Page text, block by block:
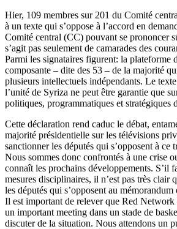
Hier, 109 membres sur 201 du Comité
à un texte qui s’oppose à l’accord en
Comité central (CC) pouvant se prononcer
s’agit pas seulement de camarades des
Parmi les signataires figurent: la plateforme
composante – dite des 53 – de la majorité
plusieurs intellectuels indépendants. Le
l’unité de Syriza ne peut être garantie que
politiques, programmatiques et stratégiques
Cette déclaration rend caduc le débat,
majorité présidentielle sur les télévisions
sanctionner les députés qui s’opposent à ce
Nous sommes donc confrontés à une crise
connaît les prochains développements. S’il
mesures disciplinaires, il n’est pas très clair
les députés qui s’opposent au
Il est important de relever que Red
un important meeting dans un stade de
discuter de la situation. Nous attendons un